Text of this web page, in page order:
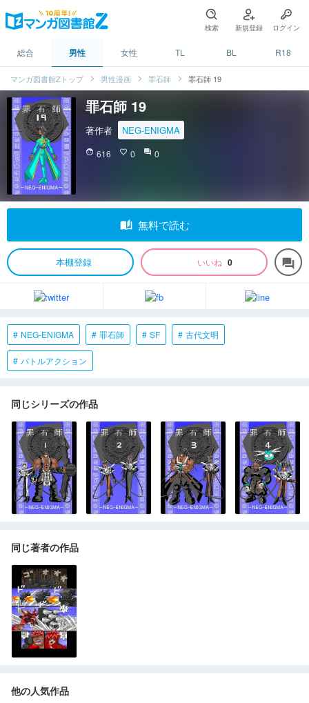
検索 新規登録 ログイン
総合 男性 女性 TL BL R18
マンガ図書館Zトップ 男性漫画 罪石師 罪石師 19
罪石師 19
著作者 NEG-ENIGMA
face 616 favorite_border 0 question_answer 0
auto_stories 無料で読む
本棚登録 いいね 0 forum
NEG-ENIGMA 罪石師 SF 古代文明
バトルアクション
同じシリーズの作品
同じ著者の作品
他の人気作品